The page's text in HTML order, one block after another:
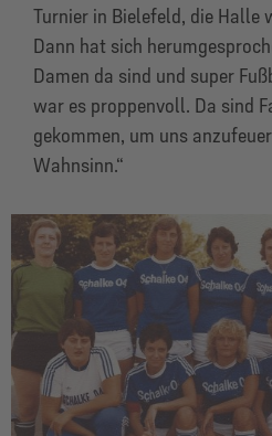
Turnier in Bielefeld, die Halle
Dann hat sich
Damen da sind und super
war es proppenvoll. Da sind
gekommen, um uns
Wahnsinn.“